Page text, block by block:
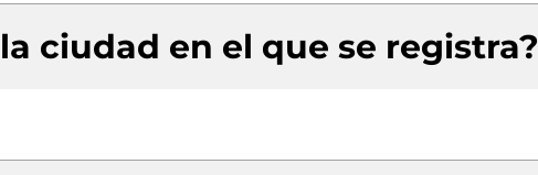
ciudad en el que se registra?